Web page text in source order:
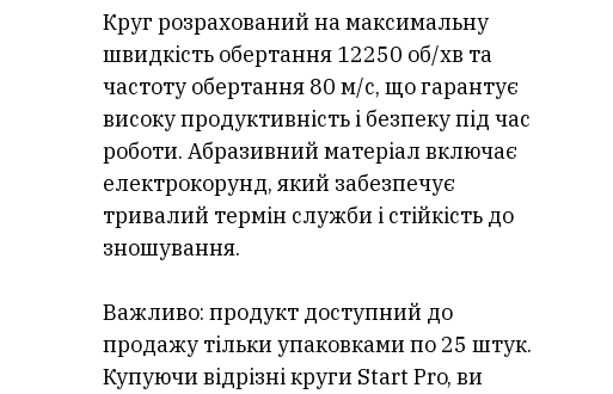
Круг розрахований на максимальну
швидкість обертання 12250 об/хв та
частоту обертання 80 м/с, що гарантує
високу продуктивність і безпеку під час
роботи. Абразивний матеріал включає
електрокорунд, який забезпечує
тривалий термін служби і стійкість до
зношування.
Важливо: продукт доступний до
продажу тільки упаковками по 25 штук.
Купуючи відрізні круги Start Pro, ви